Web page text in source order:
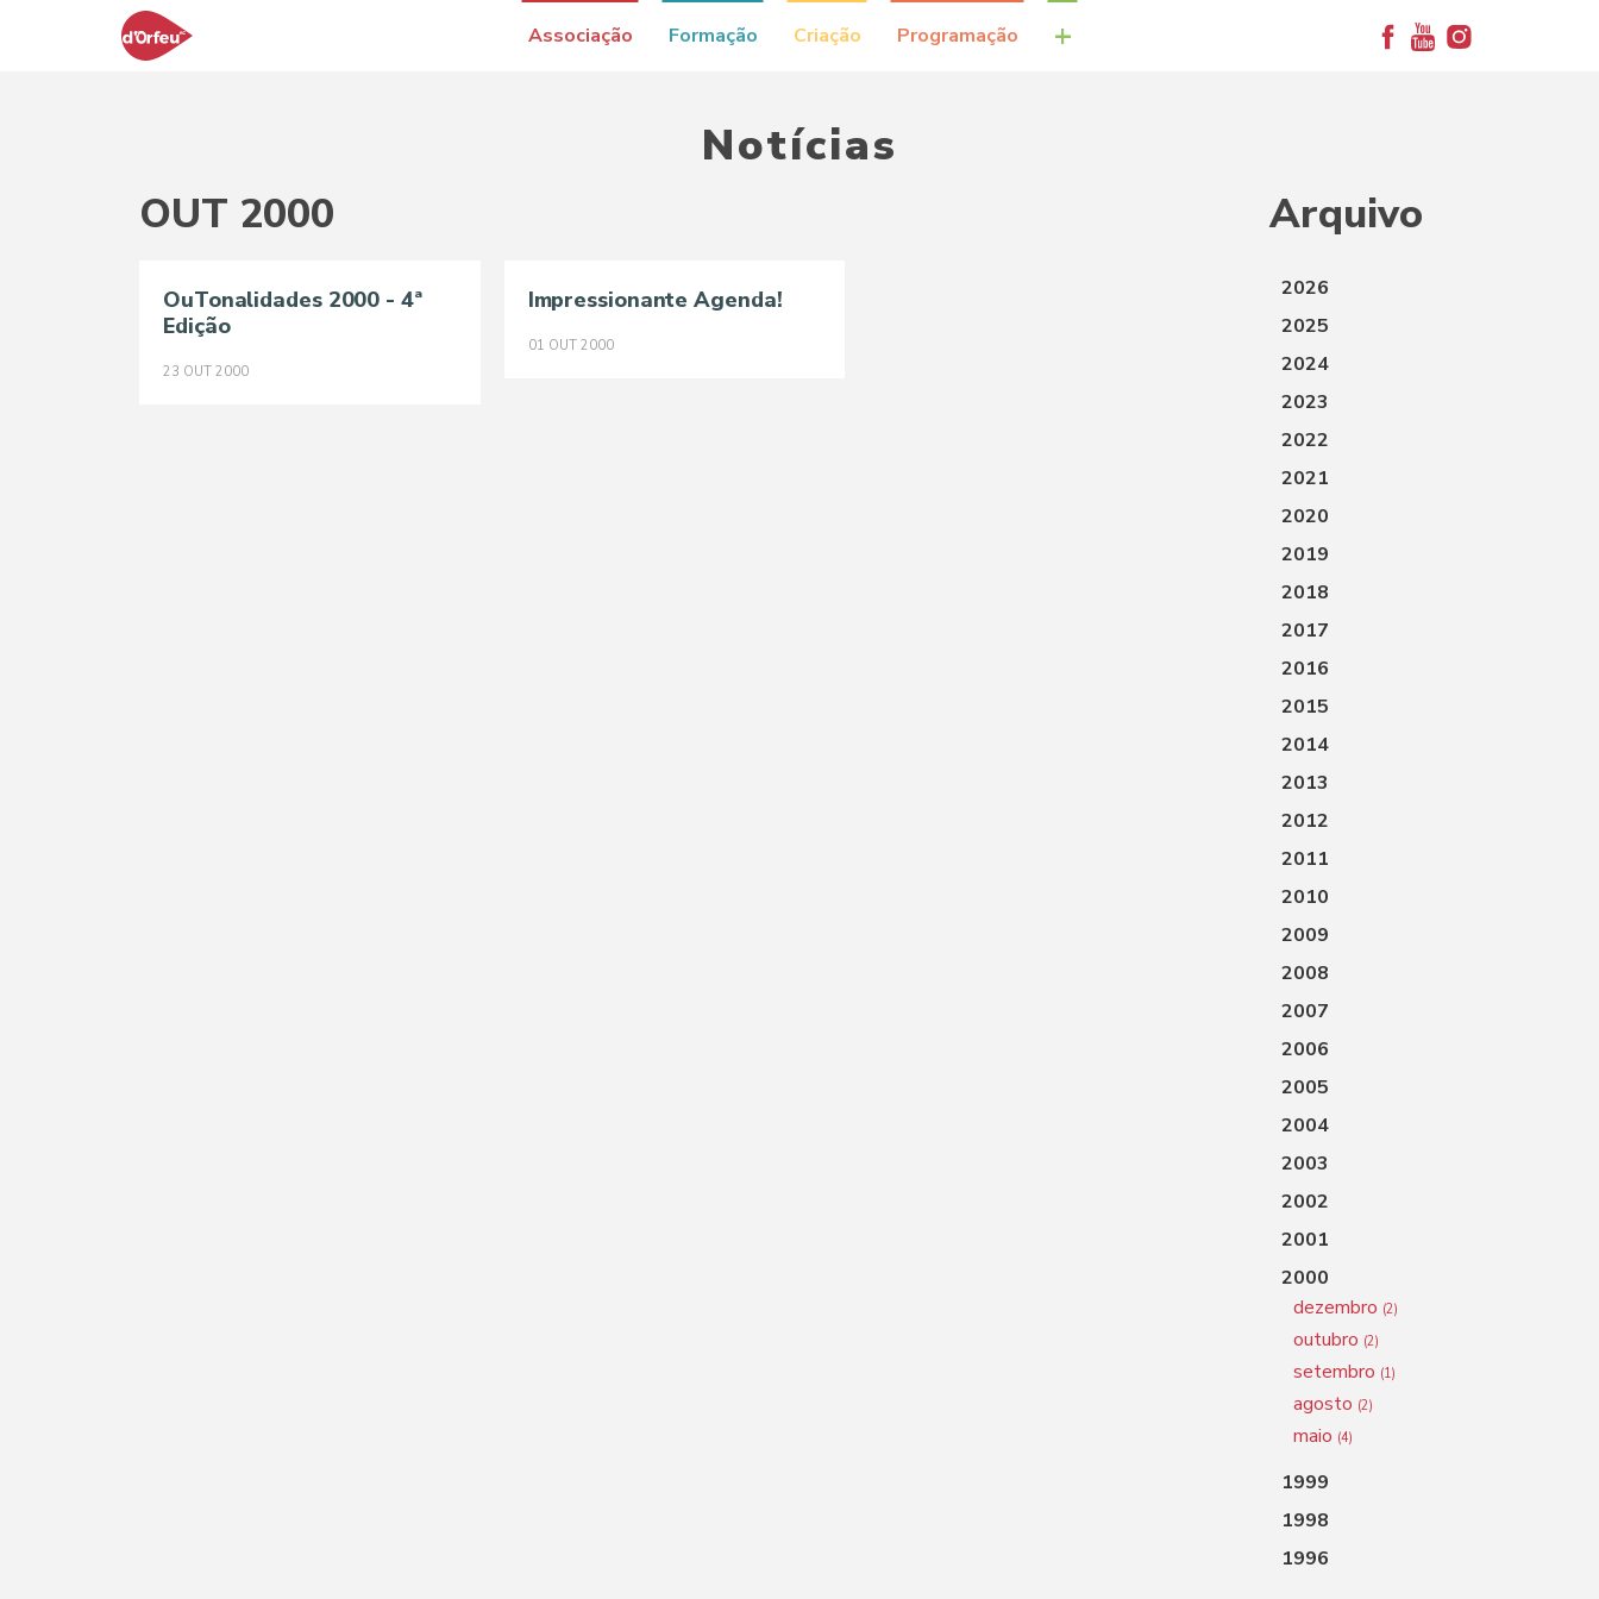
Associação Formação Criação Programação +
Notícias
OUT 2000
OuTonalidades 2000 - 4ª
Edição
23 OUT 2000
Impressionante Agenda!
01 OUT 2000
Arquivo
2026
2025
2024
2023
2022
2021
2020
2019
2018
2017
2016
2015
2014
2013
2012
2011
2010
2009
2008
2007
2006
2005
2004
2003
2002
2001
2000
dezembro (2)
outubro (2)
setembro (1)
agosto (2)
maio (4)
1999
1998
1996